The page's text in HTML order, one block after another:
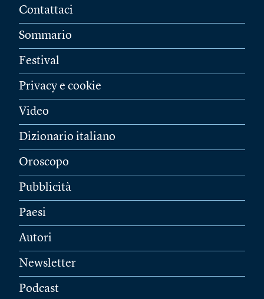
Contattaci
Sommario
Festival
Privacy e cookie
Video
Dizionario italiano
Oroscopo
Pubblicità
Paesi
Autori
Newsletter
Podcast